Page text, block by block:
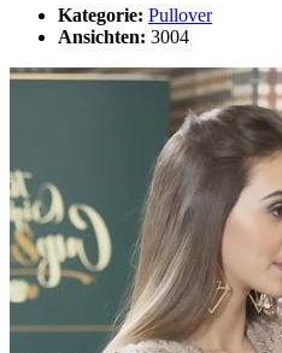
Kategorie: Pullover
Ansichten: 3004